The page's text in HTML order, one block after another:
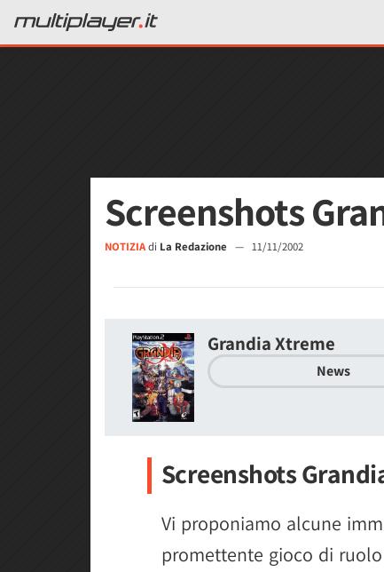
Screenshots
NOTIZIAdi La Redazione — 11/11/2002
Grandia Xtreme
News
Screenshots
Vi proponiamo alcune
promettente gioco di